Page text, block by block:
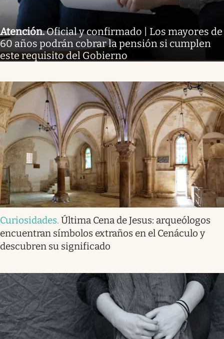
Atención.Oficial y confirmado | Los mayores de
60 años podrán cobrar la pensión si cumplen
este requisito del Gobierno
Curiosidades. Última Cena de Jesus: arqueólogos
encuentran símbolos extraños en el Cenáculo y
descubren su significado